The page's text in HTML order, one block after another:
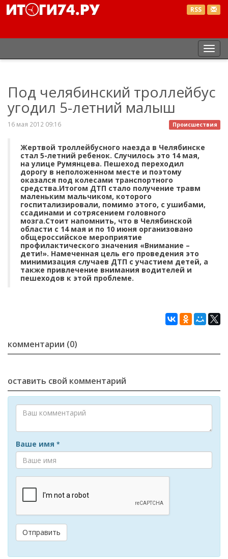
RSS
Под челябинский троллейбус
угодил 5-летний малыш
Происшествия
16 мая 2012 09:16
Жертвой троллейбусного наезда в Челябинске
стал 5-летний ребенок. Случилось это 14 мая,
на улице Румянцева. Пешеход переходил
дорогу в неположенном месте и поэтому
оказался под колесами транспортного
средства.Итогом ДТП стало получение травм
маленьким мальчиком, которого
госпитализировали, помимо этого, с ушибами,
ссадинами и сотрясением головного
мозга.Стоит напомнить, что в Челябинской
области с 14 мая и по 10 июня организовано
общероссийское мероприятие
профилактического значения «Внимание –
дети!». Намеченная цель его проведения это
минимизация случаев ДТП с участием детей, а
также привлечение внимания водителей и
пешеходов к этой проблеме.
комментарии (0)
оставить свой комментарий
Ваше имя *
Отправить